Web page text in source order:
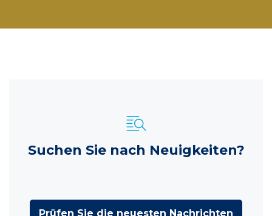
Suchen Sie nach Neuigkeiten?
Prüfen Sie die neuesten Nachrichten